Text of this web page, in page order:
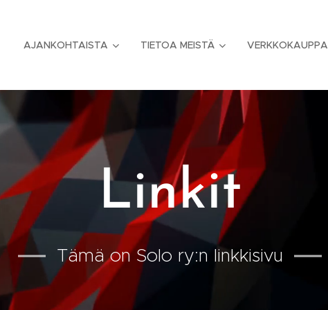
AJANKOHTAISTA TIETOA MEISTÄ VERKKOKAUPPA
Linkit
Tämä on Solo ry:n linkkisivu